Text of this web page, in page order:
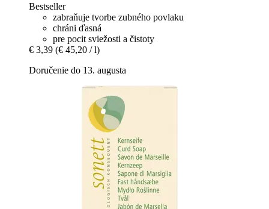
Bestseller
zabraňuje tvorbe zubného povlaku
chráni ďasná
pre pocit sviežosti a čistoty
€ 3,39 (€ 45,20 / l)
Doručenie do 13. augusta